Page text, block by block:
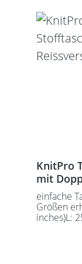
KnitPro
mit
einfache
Größen
inches)L: